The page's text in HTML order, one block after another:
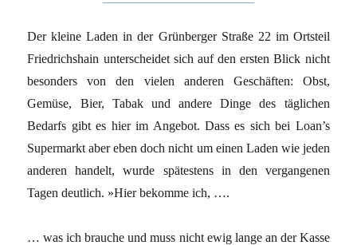
Der kleine Laden in der Grünberger Straße 22 im Ortsteil
Friedrichshain unterscheidet sich auf den ersten Blick nicht
besonders von den vielen anderen Geschäften: Obst,
Gemüse, Bier, Tabak und andere Dinge des täglichen
Bedarfs gibt es hier im Angebot. Dass es sich bei Loan’s
Supermarkt aber eben doch nicht um einen Laden wie jeden
anderen handelt, wurde spätestens in den vergangenen
Tagen deutlich. »Hier bekomme ich, ….
… was ich brauche und muss nicht ewig lange an der Kasse